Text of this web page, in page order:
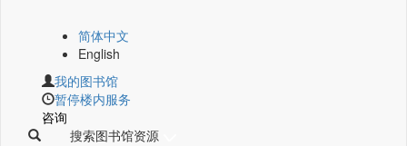
简体中文
English
我的图书馆
暂停楼内服务
咨询
搜索图书馆资源